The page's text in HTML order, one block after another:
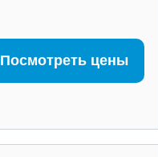
Посмотреть цены